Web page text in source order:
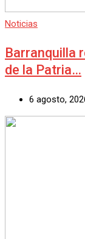
Noticias
Barranquilla
de la Patria…
6 agosto,